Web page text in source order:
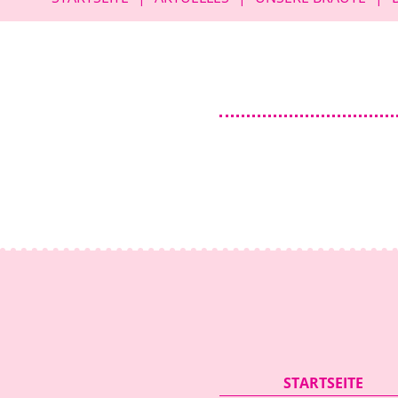
NavigationSTARTSEITE